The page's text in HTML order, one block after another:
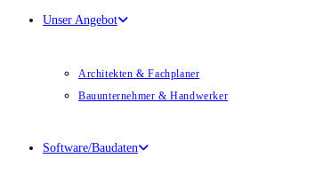
Unser Angebot
Architekten & Fachplaner
Bauunternehmer & Handwerker
Software/Baudaten